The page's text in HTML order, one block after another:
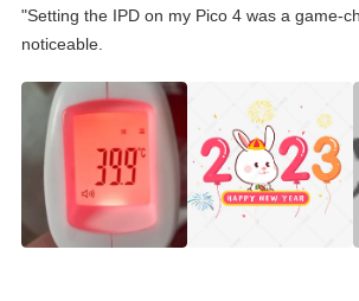
"Setting the IPD on my Pico 4 was a game-
noticeable.